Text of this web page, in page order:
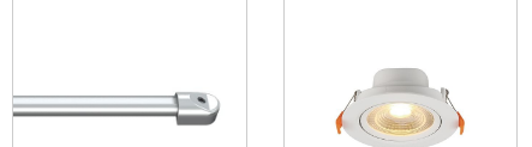
akısı, evde, ofiste veya ticari alanlarda etkili bir
çalışma ve konsantrasyon alanlarındaki verimliliği artırır.
Ürünün kaliteli yapısı, yerli üretim olması ile